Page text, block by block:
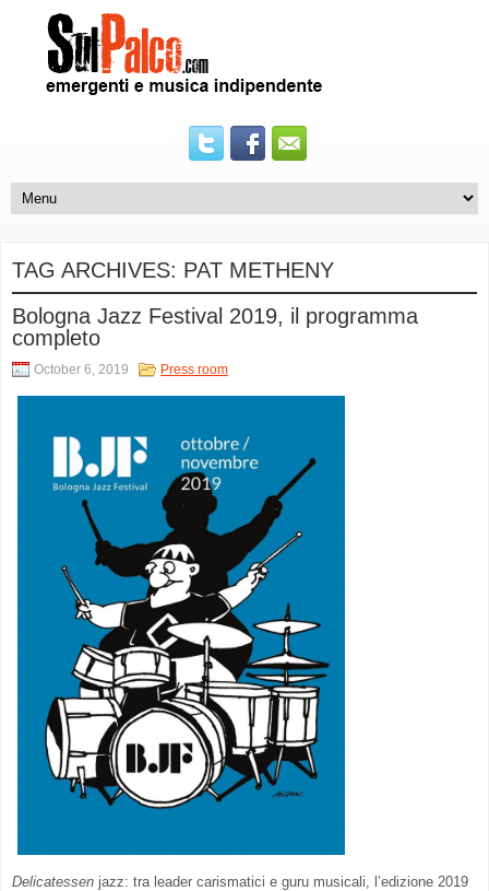
TAG ARCHIVES: PAT METHENY
Bologna Jazz Festival 2019, il programma
completo
October 6, 2019 Press room
Delicatessen jazz: tra leader carismatici e guru musicali, l’edizione 2019